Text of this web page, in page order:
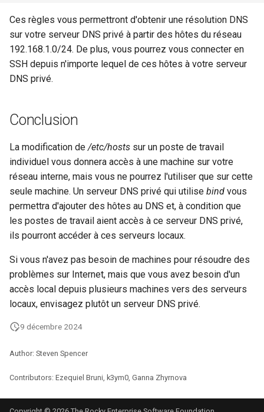
Ces règles vous permettront d'obtenir une résolution DNS
sur votre serveur DNS privé à partir des hôtes du réseau
192.168.1.0/24. De plus, vous pourrez vous connecter en
SSH depuis n'importe lequel de ces hôtes à votre serveur
DNS privé.
Conclusion
La modification de/etc/hosts sur un poste de travail
individuel vous donnera accès à une machine sur votre
réseau interne, mais vous ne pourrez l'utiliser que sur cette
seule machine. Un serveur DNS privé qui utilise bind vous
permettra d'ajouter des hôtes au DNS et, à condition que
les postes de travail aient accès à ce serveur DNS privé,
ils pourront accéder à ces serveurs locaux.
Si vous n'avez pas besoin de machines pour résoudre des
problèmes sur Internet, mais que vous avez besoin d'un
accès local depuis plusieurs machines vers des serveurs
locaux, envisagez plutôt un serveur DNS privé.
9 décembre 2024
Author: Steven Spencer
Contributors: Ezequiel Bruni, k3ym0, Ganna Zhyrnova